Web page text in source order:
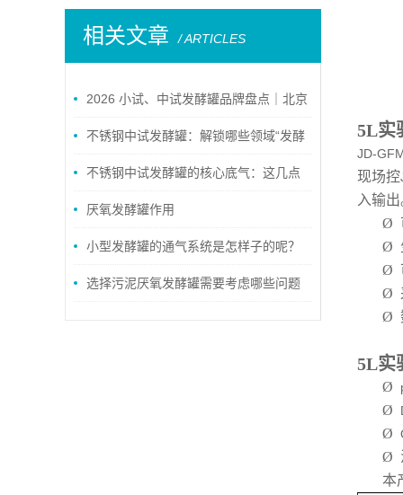
相关文章 / ARTICLES
2026 小试、中试发酵罐品牌盘点｜北京
佳德精密与上海有道生工适配方案全对比
不锈钢中试发酵罐：解锁哪些领域“发酵
密码”？
不锈钢中试发酵罐的核心底气：这几点
特点，让中试生产更稳更省心
厌氧发酵罐作用
小型发酵罐的通气系统是怎样子的呢？
选择污泥厌氧发酵罐需要考虑哪些问题
5L实
JD-
现场控
入输出
Ø
Ø
Ø
Ø
Ø
5L实
Ø
Ø
Ø
Ø
本